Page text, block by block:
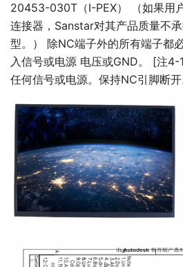
20453-030T（I-PEX） （如果用
连接器，Sanstar对其产品质量不
型。） 除NC端子外的所有端子都
入信号或电源 电压或GND。 [注4-
任何信号或电源。保持NC引脚断开